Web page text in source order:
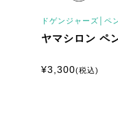
ドゲンジャーズ│ペ
ヤマシロン ペ
¥3,300(税込)